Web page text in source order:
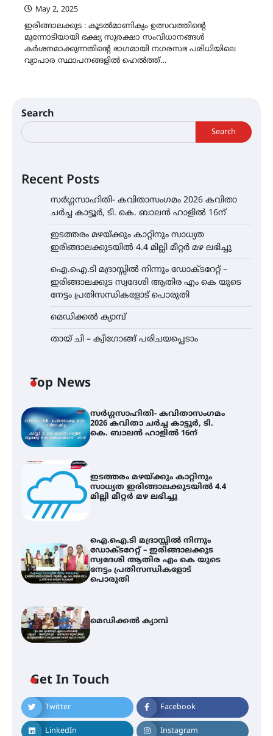
May 2, 2025
ഇരിങ്ങാലക്കുട : കൂടൽമാണിക്യം ഉത്സവത്തിന്റെ
മുന്നോടിയായി ഭക്ഷ്യ സുരക്ഷാ സംവിധാനങ്ങൾ
കർശനമാക്കുന്നതിന്റെ ഭാഗമായി നഗരസഭ പരിധിയിലെ
വ്യാപാര സ്ഥാപനങ്ങളിൽ ഹെൽത്ത്…
Search
Search
Recent Posts
സർഗ്ഗസാഹിതി- കവിതാസംഗമം 2026 കവിതാ
ചർച്ച കാട്ടൂർ, ടി. കെ. ബാലൻ ഹാളിൽ 16ന്
ഇടത്തരം മഴയ്ക്കും കാറ്റിനും സാധ്യത
ഇരിങ്ങാലക്കുടയിൽ 4.4 മില്ലി മീറ്റർ മഴ ലഭിച്ചു
ഐ.ഐ.ടി മദ്രാസ്സിൽ നിന്നും ഡോക്ടറേറ്റ് –
ഇരിങ്ങാലക്കുട സ്വദേശി ആതിര എം കെ യുടെ
നേട്ടം പ്രതിസന്ധികളോട് പൊരുതി
മെഡിക്കൽ ക്യാമ്പ്
തായ് ചി – ക്വിഗോങ്ങ് പരിചയപ്പെടാം
Top News
സർഗ്ഗസാഹിതി- കവിതാസംഗമം
2026 കവിതാ ചർച്ച കാട്ടൂർ, ടി.
കെ. ബാലൻ ഹാളിൽ 16ന്
ഇടത്തരം മഴയ്ക്കും കാറ്റിനും
സാധ്യത ഇരിങ്ങാലക്കുടയിൽ 4.4
മില്ലി മീറ്റർ മഴ ലഭിച്ചു
ഐ.ഐ.ടി മദ്രാസ്സിൽ നിന്നും
ഡോക്ടറേറ്റ് – ഇരിങ്ങാലക്കുട
സ്വദേശി ആതിര എം കെ യുടെ
നേട്ടം പ്രതിസന്ധികളോട്
പൊരുതി
മെഡിക്കൽ ക്യാമ്പ്
Get In Touch
Twitter Facebook
LinkedIn Instagram
ഇടത്തരം മഴയ്ക്കും കാറ്റിനും
സാധ്യത ഇരിങ്ങാലക്കുടയിൽ 4.4